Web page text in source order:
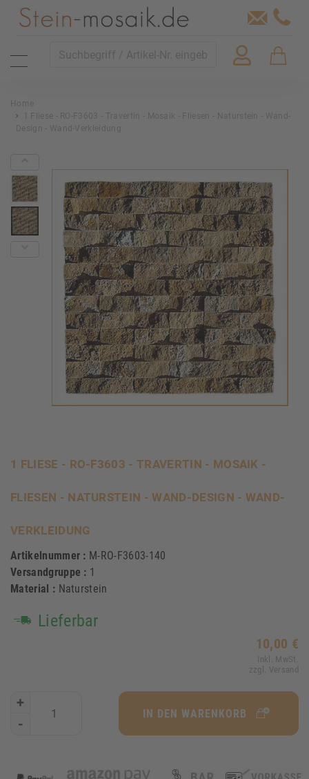
Home
1 Fliese - RO-F3603 - Travertin - Mosaik - Fliesen - Naturstein - Wand-
Design - Wand-Verkleidung
1 FLIESE - RO-F3603 - TRAVERTIN - MOSAIK -
FLIESEN - NATURSTEIN - WAND-DESIGN - WAND-
VERKLEIDUNG
Artikelnummer : M-RO-F3603-140
Versandgruppe : 1
Material : Naturstein
Lieferbar
10,00 €
Inkl. MwSt.
zzgl. Versand
+
-
IN DEN WARENKORB